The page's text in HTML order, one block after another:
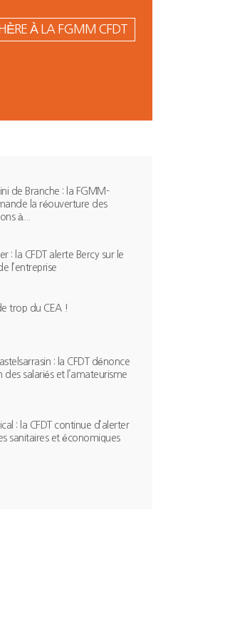
À LA FGMM CFDT
de Branche : la FGMM-
la réouverture des
à...
: la CFDT alerte Bercy sur le
l’entreprise
trop du CEA !
: la CFDT dénonce
des salariés et l’amateurisme
: la CFDT continue d’alerter
sanitaires et économiques